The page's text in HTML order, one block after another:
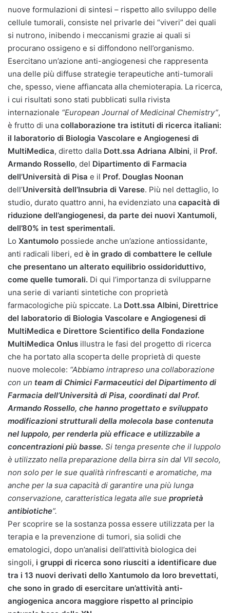
nuove formulazioni di sintesi – rispetto allo sviluppo delle
cellule tumorali, consiste nel privarle dei “viveri” dei quali
si nutrono, inibendo i meccanismi grazie ai quali si
procurano ossigeno e si diffondono nell’organismo.
Esercitano un’azione anti-angiogenesi che rappresenta
una delle più diffuse strategie terapeutiche anti-tumorali
che, spesso, viene affiancata alla chemioterapia. La ricerca,
i cui risultati sono stati pubblicati sulla rivista
internazionale “European Journal of Medicinal Chemistry”,
è frutto di una collaborazione tra istituti di ricerca italiani:
il laboratorio di Biologia Vascolare e Angiogenesi di
MultiMedica, diretto dalla Dott.ssa Adriana Albini, il Prof.
Armando Rossello, del Dipartimento di Farmacia
dell’Università di Pisa e il Prof. Douglas Noonan
dell’Università dell’Insubria di Varese. Più nel dettaglio, lo
studio, durato quattro anni, ha evidenziato una capacità di
riduzione dell’angiogenesi, da parte dei nuovi Xantumoli,
dell’80% in test sperimentali.
Lo Xantumolo possiede anche un’azione antiossidante,
anti radicali liberi, ed è in grado di combattere le cellule
che presentano un alterato equilibrio ossidoriduttivo,
come quelle tumorali. Di qui l’importanza di svilupparne
una serie di varianti sintetiche con proprietà
farmacologiche più spiccate. La Dott.ssa Albini, Direttrice
del laboratorio di Biologia Vascolare e Angiogenesi di
MultiMedica e Direttore Scientifico della Fondazione
MultiMedica Onlus illustra le fasi del progetto di ricerca
che ha portato alla scoperta delle proprietà di queste
nuove molecole: “Abbiamo intrapreso una collaborazione
con un team di Chimici Farmaceutici del Dipartimento di
Farmacia dell’Università di Pisa, coordinati dal Prof.
Armando Rossello, che hanno progettato e sviluppato
modificazioni strutturali della molecola base contenuta
nel luppolo, per renderla più efficace e utilizzabile a
concentrazioni più basse. Si tenga presente che il luppolo
è utilizzato nella preparazione della birra sin dal VII secolo,
non solo per le sue qualità rinfrescanti e aromatiche, ma
anche per la sua capacità di garantire una più lunga
conservazione, caratteristica legata alle sue proprietà
antibiotiche”.
Per scoprire se la sostanza possa essere utilizzata per la
terapia e la prevenzione di tumori, sia solidi che
ematologici, dopo un’analisi dell’attività biologica dei
singoli, i gruppi di ricerca sono riusciti a identificare due
tra i 13 nuovi derivati dello Xantumolo da loro brevettati,
che sono in grado di esercitare un’attività anti-
angiogenica ancora maggiore rispetto al principio